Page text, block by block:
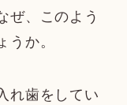
ぜ、このよう
うか。
れ歯をしてい